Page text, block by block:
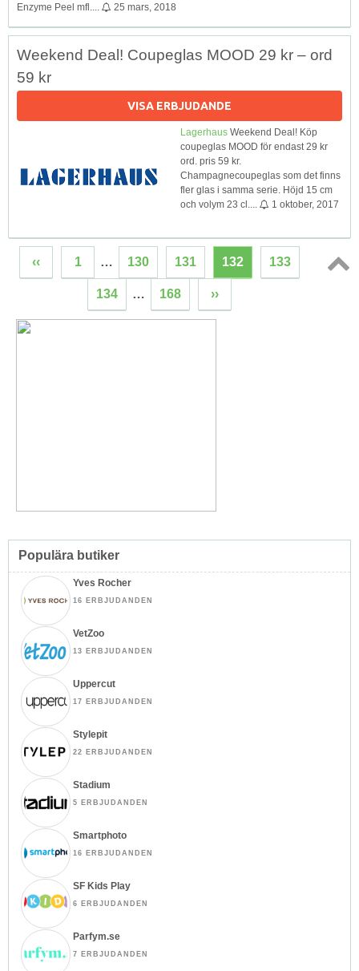
Enzyme Peel mfl....
25 mars, 2018
Weekend Deal! Coupeglas MOOD 29 kr – ord
59 kr
VISA ERBJUDANDE
Lagerhaus Weekend Deal! Köp
coupeglas MOOD för endast 29 kr
ord. pris 59 kr.
Champagnecoupeglas som det finns
fler glas i samma serie. Höjd 15 cm
och volym 23 cl....
1 oktober, 2017
‹‹ 1 … 130 131 132 133
134 … 168 ››
Populära butiker
Yves Rocher
16 ERBJUDANDEN
VetZoo
13 ERBJUDANDEN
Uppercut
17 ERBJUDANDEN
Stylepit
22 ERBJUDANDEN
Stadium
5 ERBJUDANDEN
Smartphoto
16 ERBJUDANDEN
SF Kids Play
6 ERBJUDANDEN
Parfym.se
7 ERBJUDANDEN